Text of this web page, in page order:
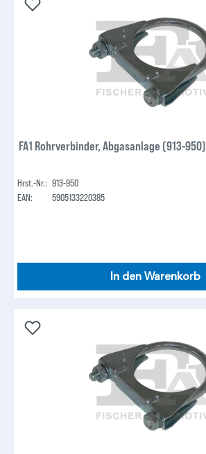
FA1 Rohrverbinder, Abgasanlage (913-950)
Hrst.-Nr.: 913-950
EAN:
5905133220385
In den Warenkorb